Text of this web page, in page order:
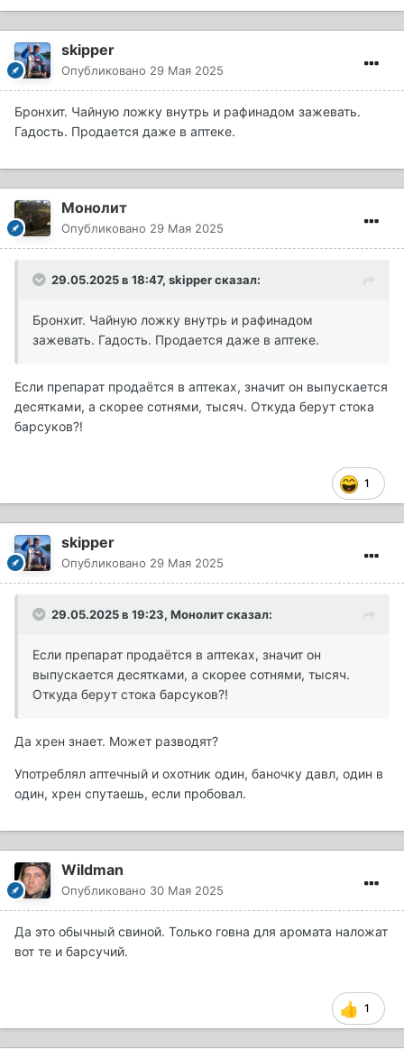
skipper
Опубликовано 29 Мая 2025
Бронхит. Чайную ложку внутрь и рафинадом зажевать.
Гадость. Продается даже в аптеке.
Монолит
Опубликовано 29 Мая 2025
29.05.2025 в 18:47, skipperсказал:
Бронхит. Чайную ложку внутрь и рафинадом
зажевать. Гадость. Продается даже в аптеке.
Если препарат продаётся в аптеках, значит он выпускается
десятками, а скорее сотнями, тысяч. Откуда берут стока
барсуков?!
1
skipper
Опубликовано 29 Мая 2025
29.05.2025 в 19:23, Монолитсказал:
Если препарат продаётся в аптеках, значит он
выпускается десятками, а скорее сотнями, тысяч.
Откуда берут стока барсуков?!
Да хрен знает. Может разводят?
Употреблял аптечный и охотник один, баночку давл, один в
один, хрен спутаешь, если пробовал.
Wildman
Опубликовано 30 Мая 2025
Да это обычный свиной. Только говна для аромата наложат
вот те и барсучий.
1